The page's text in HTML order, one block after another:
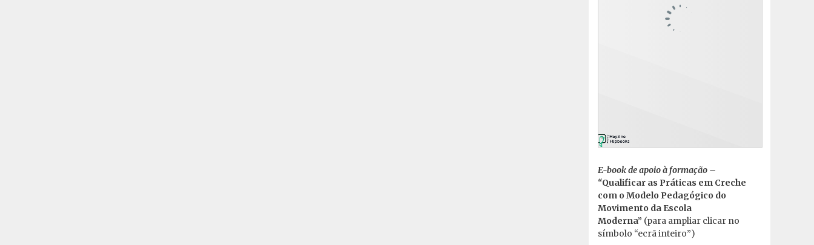
E-book de apoio à formação –
“Qualificar as Práticas em Creche
com o Modelo Pedagógico do
Movimento da Escola
Moderna” (para ampliar clicar no
símbolo “ecrã inteiro”)